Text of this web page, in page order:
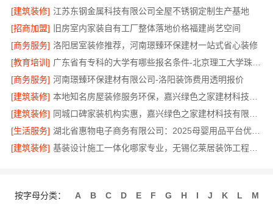
[建筑装修] 江苏东钢金属科技有限公司全屋不锈钢定制生产基地
[招商加盟]
旧房室内家装自有工厂整体落地价格福建尚艺空间
[商务服务] 洛阳居室装修推荐，河南璟臻环保建材一站式省心装修
[教育培训]
广东省有专科的大学有哪些报名条件-北京理工大学珠海学院继教院
[商务服务] 河南璟臻环保建材有限公司-洛阳装饰费用透明报价
[建筑装修]
[建筑装修]
[生活服务]
湖北省惠物电子商务有限公司：2025母婴用品平台优缺点分析
[建筑装修]
基装设计施工一体化哪家专业，无锡亿莱居装饰工程材料有限公司
按字母分类： A B C D E F G H I J K L
M